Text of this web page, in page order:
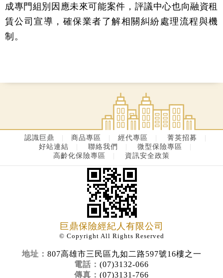
成專門組別因應未來可能案件，評議中心也向融資租
賃公司宣導，確保業者了解相關糾紛處理流程與機
制。
認識巨鼎 | 商品專區 | 經代專區 | 菁英招募
|
好站連結
| 聯絡我們 | 微型保險專區
|
高齡化保險專區
| 資訊安全政策
巨鼎保險經紀人有限公司
© Copyright All Rights Reserved
地址： 807高雄市三民區九如二路597號16樓之一
電話： (07)3132-066
傳真： (07)3131-766